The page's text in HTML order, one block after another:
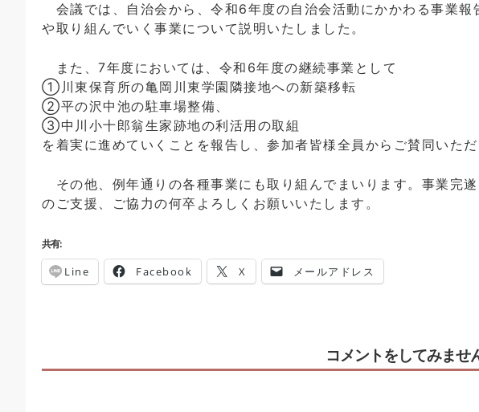
会議では、自治会から、令和6年度の自治会活動にかかわる事業
や取り組んでいく事業について説明いたしました。
また、7年度においては、令和6年度の継続事業として
①川東保育所の亀岡川東学園隣接地への新築移転
②平の沢中池の駐車場整備、
③中川小十郎翁生家跡地の利活用の取組
を着実に進めていくことを報告し、参加者皆様全員からご賛同いた
その他、例年通りの各種事業にも取り組んでまいります。事業完
のご支援、ご協力の何卒よろしくお願いいたします。
共有:
Line Facebook X メールアドレス
コメントをしてみませ